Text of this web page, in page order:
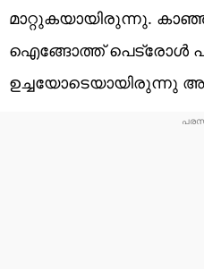
മാറ്റുകയായിരുന്നു.
ഐങ്ങോത്ത് പെട്രോൾ
ഉച്ചയോടെയായിരുന്നു